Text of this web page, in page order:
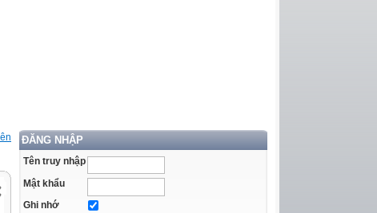
ĐĂNG NHẬP
Tên truy nhập
Mật khẩu
Ghi nhớ